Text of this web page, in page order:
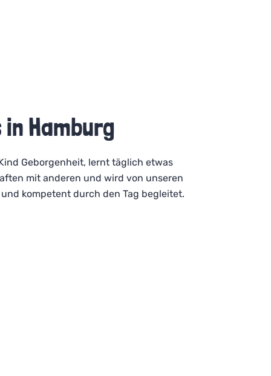
Hamburg
Geborgenheit, lernt täglich etwas
mit anderen und wird von unseren
kompetent durch den Tag begleitet.